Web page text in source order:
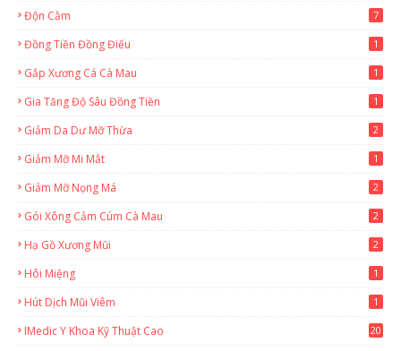
Độn Cằm 7
Đồng Tiền Đồng Điếu 1
Gắp Xương Cá Cà Mau 1
Gia Tăng Độ Sâu Đồng Tiền 1
Giảm Da Dư Mỡ Thừa 2
Giảm Mỡ Mi Mắt 1
Giảm Mỡ Nọng Má 2
Gói Xông Cảm Cúm Cà Mau 2
Hạ Gồ Xương Mũi 2
Hôi Miệng 1
Hút Dịch Mũi Viêm 1
IMedic Y Khoa Kỹ Thuật Cao
20